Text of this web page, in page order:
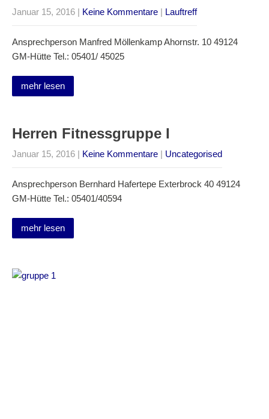
Januar 15, 2016 | Keine Kommentare | Lauftreff
Ansprechperson Manfred Möllenkamp Ahornstr. 10 49124
GM-Hütte Tel.: 05401/ 45025
mehr lesen
Herren Fitnessgruppe I
Januar 15, 2016 | Keine Kommentare | Uncategorised
Ansprechperson Bernhard Hafertepe Exterbrock 40 49124
GM-Hütte Tel.: 05401/40594
mehr lesen